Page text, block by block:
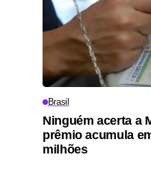
Brasil
Ninguém acerta a
prêmio acumula
milhões